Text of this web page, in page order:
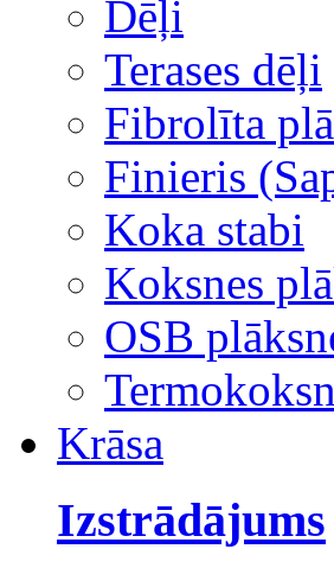
Dēļi
Terases dēļi
Fibrolīta
Finieris
Koka stabi
Koksnes
OSB
Krāsa
Izstrādājums